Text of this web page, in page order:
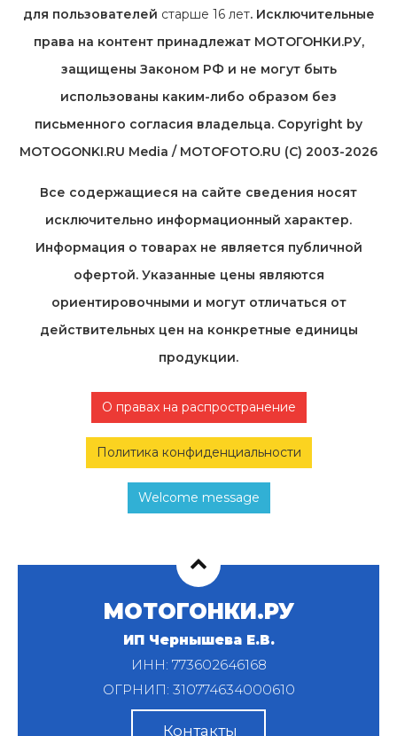
для пользователей старше 16 лет. Исключительные
права на контент принадлежат МОТОГОНКИ.РУ,
защищены Законом РФ и не могут быть
использованы каким-либо образом без
письменного согласия владельца. Copyright by
MOTOGONKI.RU Media / MOTOFOTO.RU (C) 2003-2026
Все содержащиеся на cайте сведения носят
исключительно информационный характер.
Информация о товарах не является публичной
офертой. Указанные цены являются
ориентировочными и могут отличаться от
действительных цен на конкретные единицы
продукции.
О правах на распространение
Политика конфиденциальности
Welcome message
МОТОГОНКИ.РУ
ИП Чернышева Е.В.
ИНН: 773602646168
ОГРНИП: 310774634000610
Контакты